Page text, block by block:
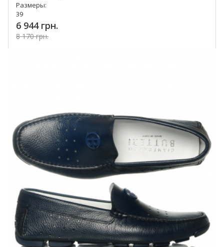
Размеры:
39
6 944 грн.
8 170 грн.